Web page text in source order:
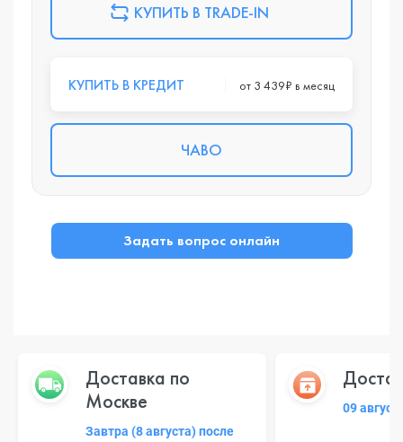
КУПИТЬ В TRADE-IN
КУПИТЬ В КРЕДИТ от 3 439₽ в месяц
ЧАВО
Задать вопрос онлайн
Доставка по
Москве
Завтра (8 августа) после
09